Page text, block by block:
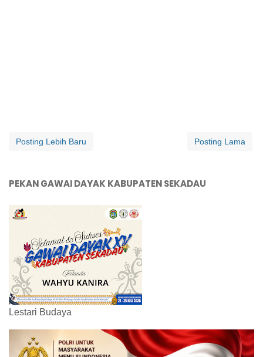
Posting Lebih Baru Posting Lama
PEKAN GAWAI DAYAK KABUPATEN SEKADAU
Lestari Budaya